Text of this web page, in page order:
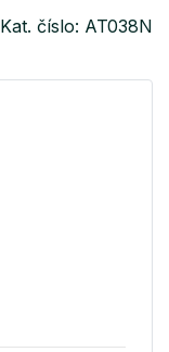
Kat. číslo: AT038N